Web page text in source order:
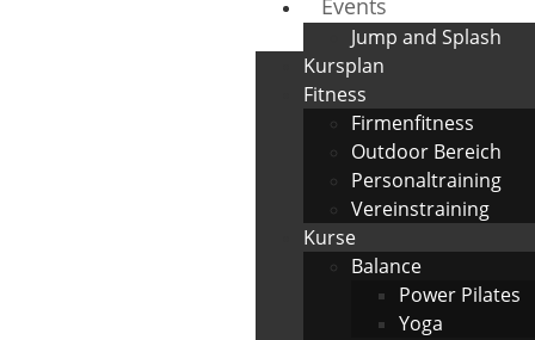
Events
Jump and Splash
Kursplan
Fitness
Firmenfitness
Outdoor Bereich
Personaltraining
Vereinstraining
Kurse
Balance
Power Pilates
Yoga